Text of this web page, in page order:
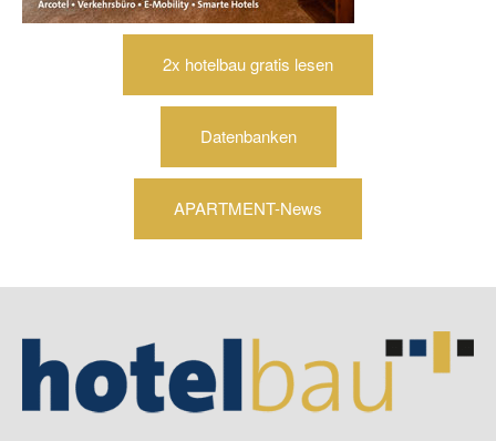
2x hotelbau gratis lesen
Datenbanken
APARTMENT-News